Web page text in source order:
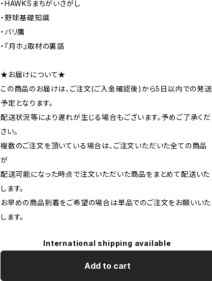
・HAWKSまちがいさがし
・野球基礎知識
・バリ鷹
・『月ホ』取材の裏話
★お届けについて★
この商品のお届けは、ご注文(ご入金確認後)から5日以内での発送
予定となります。
配送状況等により遅れが生じる場合もございます。予めご了承くだ
さい。
複数のご注文を頂いている場合は、ご注文いただいた全ての商品
が
配送可能になった時点で注文いただいた商品をまとめて配送いた
します。
お早めの商品到着をご希望の場合は単品でのご注文をお願いいた
します。
International shipping available
Add to cart